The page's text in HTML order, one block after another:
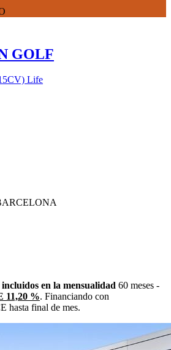
GOLF
Life
en la mensualidad 60 meses -
11,20 %. Financiando con
final de mes.